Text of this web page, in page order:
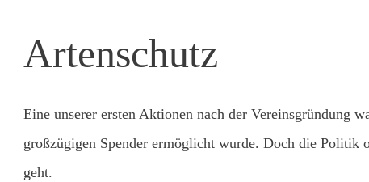
Artenschutz
Eine unserer ersten Aktionen nach der Vereinsgründung
großzügigen Spender ermöglicht wurde. Doch die
geht.